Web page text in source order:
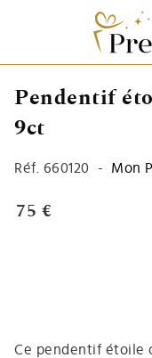
Pendentif
9ct
Réf. 660120 - Mon
75 €
Ce pendentif étoile